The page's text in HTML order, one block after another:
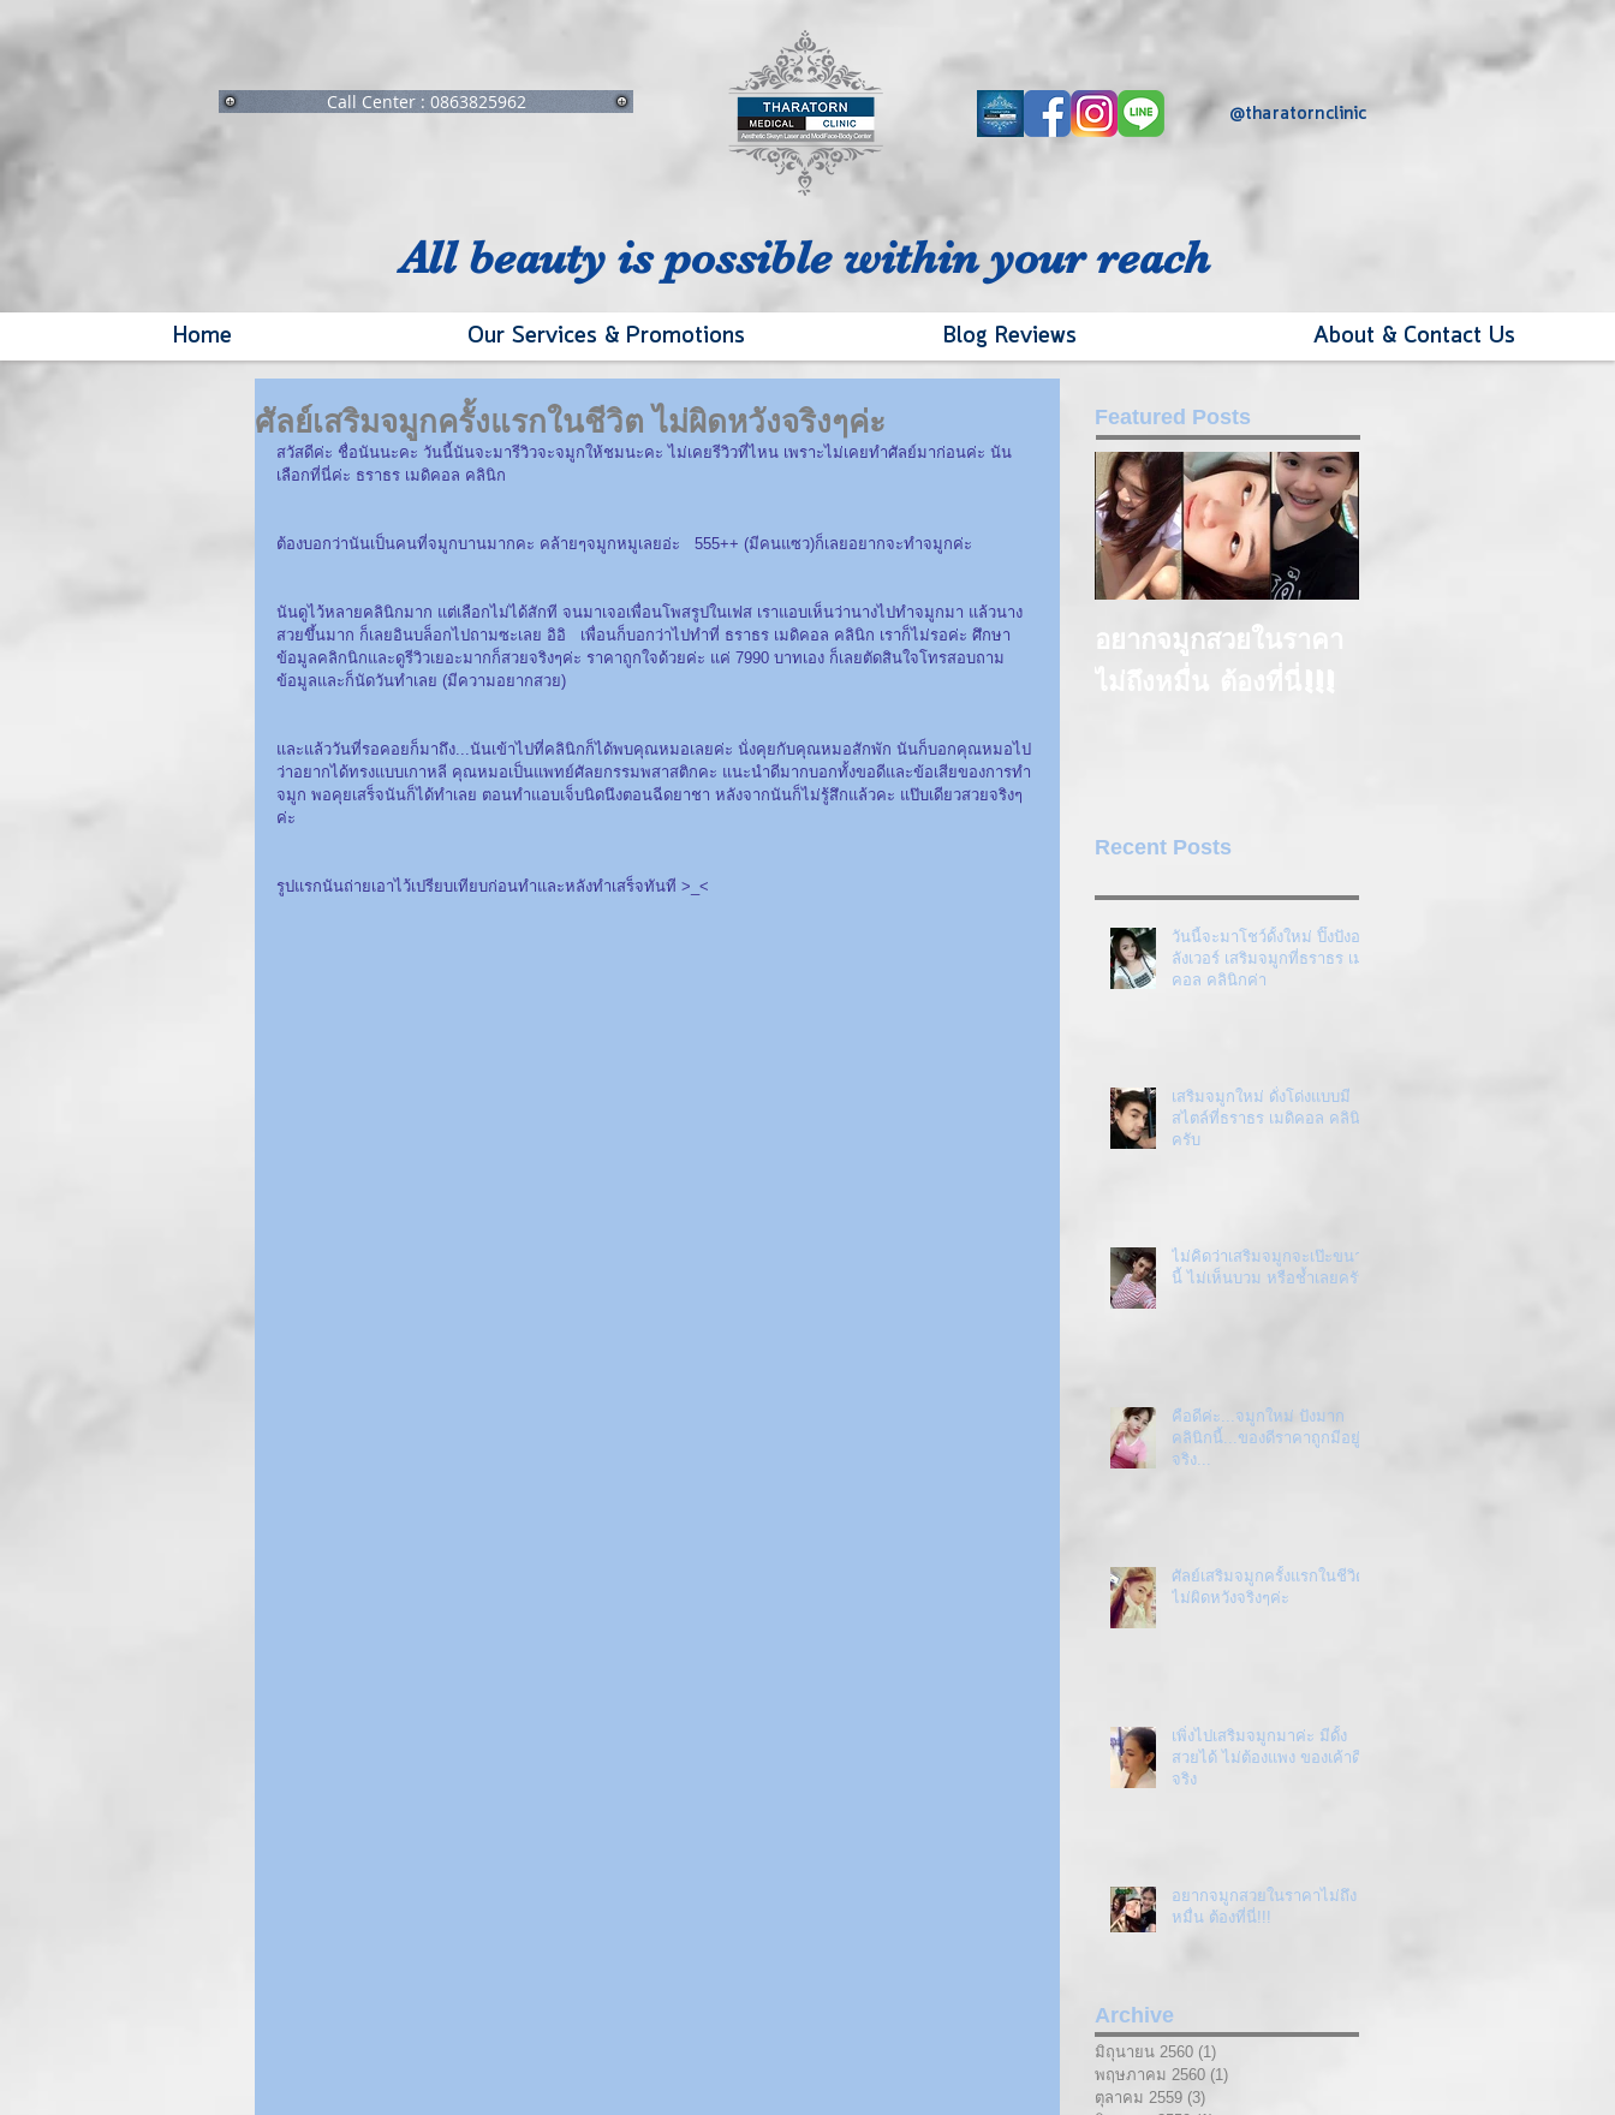
Call Center : 0863825962 @tharatornclinic
All beauty is possible within your reach
Home Our Services & Promotions Blog Reviews About & Contact Us
ศัลย์เสริมจมูกครั้งแรกในชีวิต ไม่ผิดหวังจริงๆค่ะ
สวัสดีค่ะ ชื่อนันนะคะ วันนี้นันจะมารีวิวจะจมูกให้ชมนะคะ ไม่เคยรีวิวที่ไหน เพราะไม่เคยทำศัลย์มาก่อนค่ะ นัน
เลือกที่นี่ค่ะ ธราธร เมดิคอล คลินิก
ต้องบอกว่านันเป็นคนที่จมูกบานมากคะ คล้ายๆจมูกหมูเลยอ่ะ   555++ (มีคนแซว)ก็เลยอยากจะทำจมูกค่ะ
นันดูไว้หลายคลินิกมาก แต่เลือกไม่ได้สักที จนมาเจอเพื่อนโพสรูปในเฟส เราแอบเห็นว่านางไปทำจมูกมา แล้วนาง
สวยขึ้นมาก ก็เลยอินบล็อกไปถามซะเลย อิอิ   เพื่อนก็บอกว่าไปทำที่ ธราธร เมดิคอล คลินิก เราก็ไม่รอค่ะ ศึกษา
ข้อมูลคลิกนิกและดูรีวิวเยอะมากก็สวยจริงๆค่ะ ราคาถูกใจด้วยค่ะ แค่ 7990 บาทเอง ก็เลยตัดสินใจโทรสอบถาม
ข้อมูลและก็นัดวันทำเลย (มีความอยากสวย)
และแล้ววันที่รอคอยก็มาถึง...นันเข้าไปที่คลินิกก็ได้พบคุณหมอเลยค่ะ นั่งคุยกับคุณหมอสักพัก นันก็บอกคุณหมอไป
ว่าอยากได้ทรงแบบเกาหลี คุณหมอเป็นแพทย์ศัลยกรรมพสาสติกคะ แนะนำดีมากบอกทั้งขอดีและข้อเสียของการทำ
จมูก พอคุยเสร็จนันก็ได้ทำเลย ตอนทำแอบเจ็บนิดนึงตอนฉีดยาชา หลังจากนันก็ไม่รู้สึกแล้วคะ แป๊บเดียวสวยจริงๆ
ค่ะ
รูปแรกนันถ่ายเอาไว้เปรียบเทียบก่อนทำและหลังทำเสร็จทันที >_<
Featured Posts
อยากจมูกสวยในราคา
Recent Posts
วันนี้จะมาโชว์ดั้งใหม่ ปิ๊งปังอ
ลังเวอร์ เสริมจมูกที่ธราธร เมดิ
คอล คลินิกค่า
เสริมจมูกใหม่ ดั่งโด่งแบบมี
สไตล์ที่ธราธร เมดิคอล คลินิก
ครับ
ไม่คิดว่าเสริมจมูกจะเป๊ะขนาด
นี้ ไม่เห็นบวม หรือช้ำเลยครับ
คือดีค่ะ...จมูกใหม่ ปังมาก
คลินิกนี้...ของดีราคาถูกมีอยู่
จริง...
ศัลย์เสริมจมูกครั้งแรกในชีวิต
ไม่ผิดหวังจริงๆค่ะ
เพิ่งไปเสริมจมูกมาค่ะ มีดั้ง
สวยได้ ไม่ต้องแพง ของเค้าดี
จริง
อยากจมูกสวยในราคาไม่ถึง
หมื่น ต้องที่นี่!!!
Archive
มิถุนายน 2560 (1)
พฤษภาคม 2560 (1)
ตุลาคม 2559 (3)